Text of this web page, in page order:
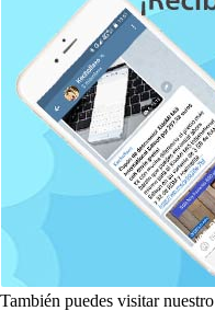
También puedes visitar nuestro